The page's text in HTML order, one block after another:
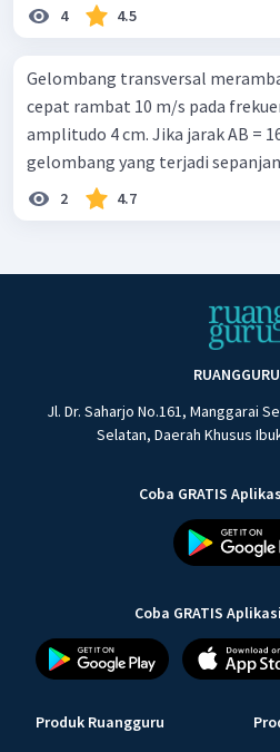
4 4.5
Gelombang transversal
cepat rambat 10 m/s pada
amplitudo 4 cm. Jika jarak AB =
gelombang yang terjadi
2 4.7
Jl. Dr. Saharjo No.161, Manggarai
Selatan, Daerah Khusus
Coba GRATIS
Coba GRATIS
Produk Ruangguru